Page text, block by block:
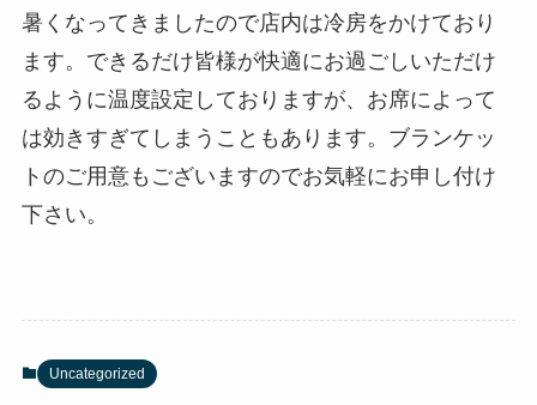
暑くなってきましたので店内は冷房をかけており
ます。できるだけ皆様が快適にお過ごしいただけ
るように温度設定しておりますが、お席によって
は効きすぎてしまうこともあります。ブランケッ
トのご用意もございますのでお気軽にお申し付け
下さい。
Uncategorized